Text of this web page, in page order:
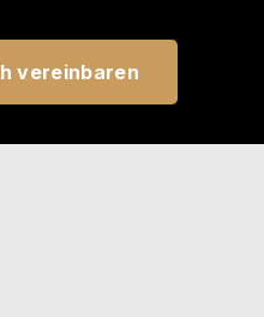
vereinbaren